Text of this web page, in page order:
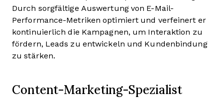
Durch sorgfältige Auswertung von E-Mail-
Performance-Metriken optimiert und verfeinert er
kontinuierlich die Kampagnen, um Interaktion zu
fördern, Leads zu entwickeln und Kundenbindung
zu stärken.
Content-Marketing-Spezialist